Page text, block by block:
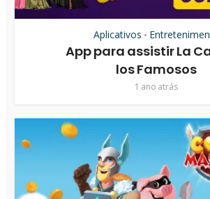
Aplicativos •
App para assistir La
los Famosos
1 ano atrás